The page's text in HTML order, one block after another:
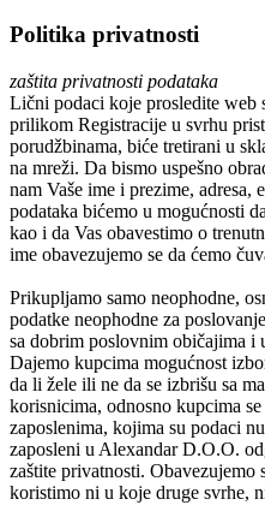
Politika privatnosti
zaštita privatnosti podataka
Lični podaci koje prosledite web
prilikom Registracije u svrhu
porudžbinama, biće tretirani u
na mreži. Da bismo uspešno
nam Vaše ime i prezime,
podataka bićemo u mogućnosti
kao i da Vas obavestimo o
ime obavezujemo se da ćemo
Prikupljamo samo neophodne,
podatke neophodne za
sa dobrim poslovnim običajima i
Dajemo kupcima mogućnost
da li žele ili ne da se izbrišu sa
korisnicima, odnosno kupcima
zaposlenima, kojima su podaci
zaposleni u Alexandar D.O.O.
zaštite privatnosti. Obavezujemo
koristimo ni u koje druge svrhe,